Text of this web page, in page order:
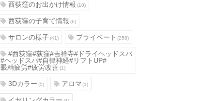
西荻窪のお出かけ情報(10)
西荻窪の子育て情報(6)
サロンの様子(41) プライベート(258)
#西荻窪#荻窪#吉祥寺#ドライヘッドスパ
#ヘッドスパ#自律神経#リフトUP#
眼精疲労#疲労改善(1)
3Dカラー(5) アロマ(1)